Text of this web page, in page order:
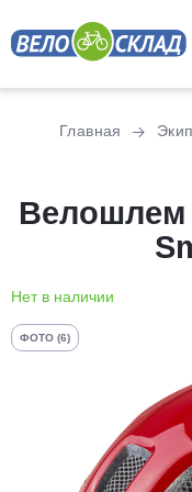
Главная
Велошлем
Нет в наличии
ФОТО (6)
оплатуна
без
График